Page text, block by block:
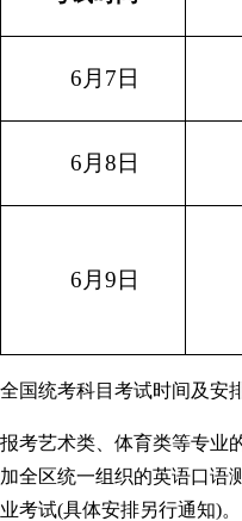
6 月 7 日
6 月 8 日
6 月 9 日
全国统考科目考试时间及安
报考艺术类、体育类等专业
加全区统一组织的英语口语
业考试(具体安排另行通知)。